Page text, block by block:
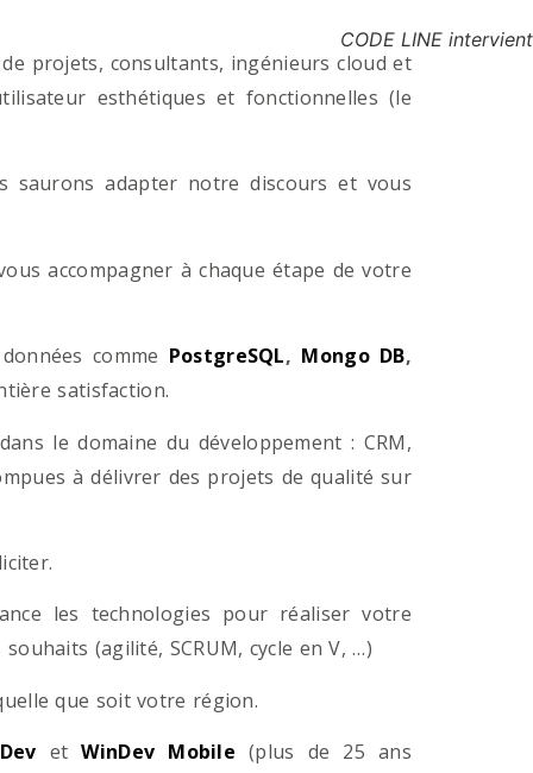
projets, consultants, ingénieurs cloud et
esthétiques et fonctionnelles (le
saurons adapter notre discours et vous
accompagner à chaque étape de votre
comme PostgreSQL, Mongo DB,
satisfaction.
le domaine du développement : CRM,
à délivrer des projets de qualité sur
les technologies pour réaliser votre
(agilité, SCRUM, cycle en V, …)
que soit votre région.
et WinDev Mobile (plus de 25 ans
CODE LINE